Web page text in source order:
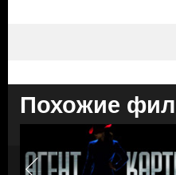
Похожие